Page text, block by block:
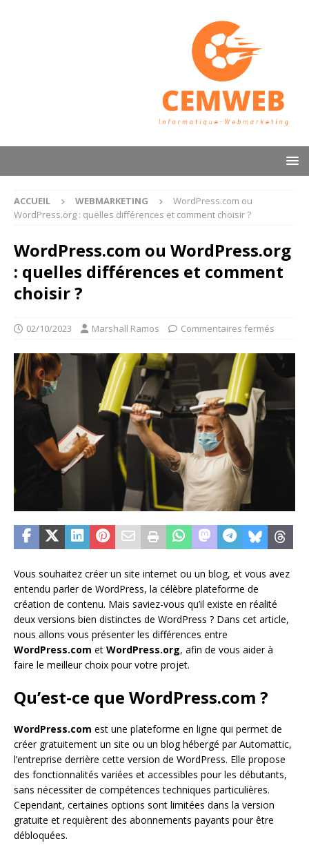
ACCUEIL WEBMARKETING
WordPress.com ou
WordPress.org : quelles différences et comment choisir ?
WordPress.com ou WordPress.org
: quelles différences et comment
choisir ?
02/10/2023 Marshall Ramos Commentaires fermés
Vous souhaitez créer un site internet ou un blog, et vous avez
entendu parler de WordPress, la célèbre plateforme de
création de contenu. Mais saviez-vous qu’il existe en réalité
deux versions bien distinctes de WordPress ? Dans cet article,
nous allons vous présenter les différences entre
WordPress.com et WordPress.org, afin de vous aider à
faire le meilleur choix pour votre projet.
Qu’est-ce que WordPress.com ?
WordPress.com est une plateforme en ligne qui permet de
créer gratuitement un site ou un blog hébergé par Automattic,
l’entreprise derrière cette version de WordPress. Elle propose
des fonctionnalités variées et accessibles pour les débutants,
sans nécessiter de compétences techniques particulières.
Cependant, certaines options sont limitées dans la version
gratuite et requièrent des abonnements payants pour être
débloquées.